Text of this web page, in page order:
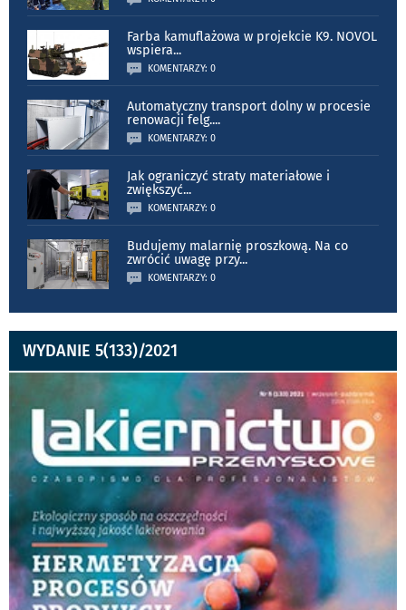
Farba kamuflażowa w projekcie K9. NOVOL
wspiera...
KOMENTARZY: 0
Automatyczny transport dolny w procesie
renowacji felg....
KOMENTARZY: 0
Jak ograniczyć straty materiałowe i
zwiększyć...
KOMENTARZY: 0
Budujemy malarnię proszkową. Na co
zwrócić uwagę przy...
KOMENTARZY: 0
WYDANIE 5(133)/2021